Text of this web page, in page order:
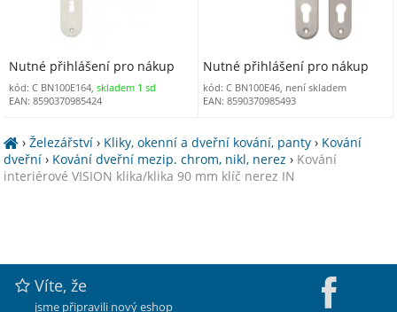
Nutné přihlášení pro nákup
kód: C BN100E164, skladem 1 sd
EAN: 8590370985424
Nutné přihlášení pro nákup
kód: C BN100E46, není skladem
EAN: 8590370985493
›Železářství › Kliky, okenní a dveřní kování, panty › Kování
dveřní › Kování dveřní mezip. chrom, nikl, nerez › Kování
interiérové VISION klika/klika 90 mm klíč nerez IN
Víte, že
jsme připravili nový eshop